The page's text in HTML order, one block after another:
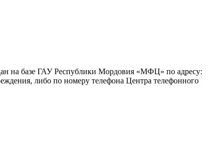
на базе ГАУ Республики Мордовия «МФЦ» по адресу:
либо по номеру телефона Центра телефонного